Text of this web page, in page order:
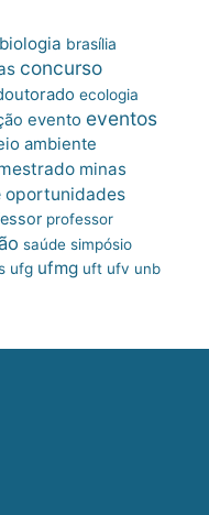
biologia brasília
concurso
ecologia
evento eventos
ambiente
minas
oportunidades
professor
saúde simpósio
ufg ufmg uft ufv unb